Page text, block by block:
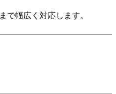
で幅広く対応します。